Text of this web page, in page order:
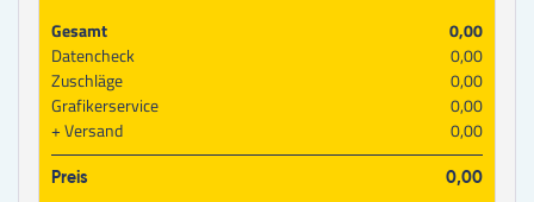
Gesamt
0,00
Datencheck
0,00
Zuschläge
0,00
Grafikerservice
0,00
Versand
0,00
Preis 0,00